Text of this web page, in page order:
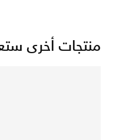
منتجات أخرى